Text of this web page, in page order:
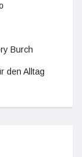
Burch
den Alltag